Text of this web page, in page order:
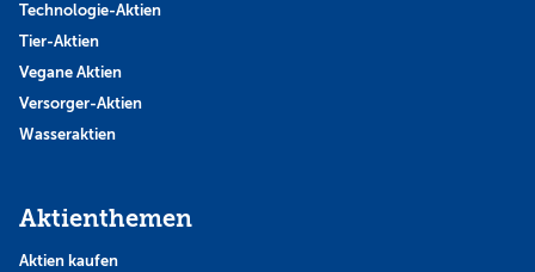
Technologie-Aktien
Tier-Aktien
Vegane Aktien
Versorger-Aktien
Wasseraktien
Aktienthemen
Aktien kaufen